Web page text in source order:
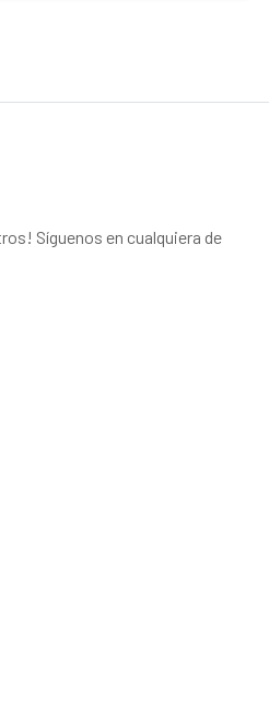
Síguenos en cualquiera de